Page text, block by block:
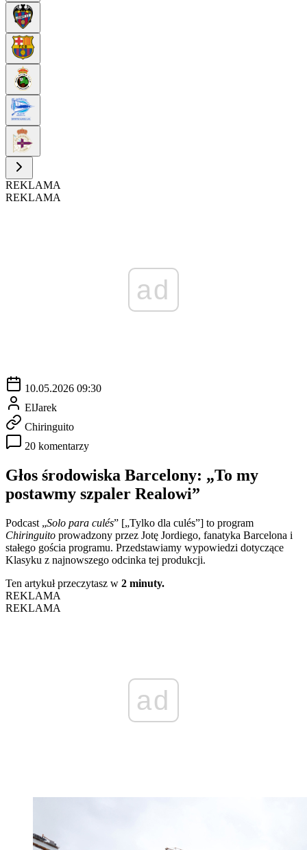
REKLAMA
REKLAMA
ad
10.05.2026 09:30
ElJarek
Chiringuito
20 komentarzy
Głos środowiska Barcelony: „To my
postawmy szpaler Realowi”
Podcast „Solo para culés” [„Tylko dla culés”] to program
Chiringuito prowadzony przez Jotę Jordiego, fanatyka Barcelona i
stałego gościa programu. Przedstawiamy wypowiedzi dotyczące
Klasyku z najnowszego odcinka tej produkcji.
Ten artykuł przeczytasz w 2 minuty.
REKLAMA
REKLAMA
ad